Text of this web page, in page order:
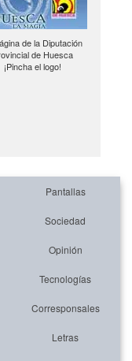
de la Diputación
de Huesca
¡Pincha el logo!
Pantallas
Sociedad
Opinión
Tecnologías
Corresponsales
Letras